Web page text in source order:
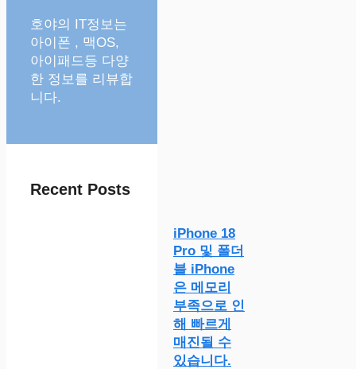
호야의 IT정보는
아이폰 , 맥OS,
아이패드등 다양
한 정보를 리뷰합
니다.
Recent Posts
iPhone 18
Pro 및 폴더
블 iPhone
은 메모리
부족으로 인
해 빠르게
매진될 수
있습니다.